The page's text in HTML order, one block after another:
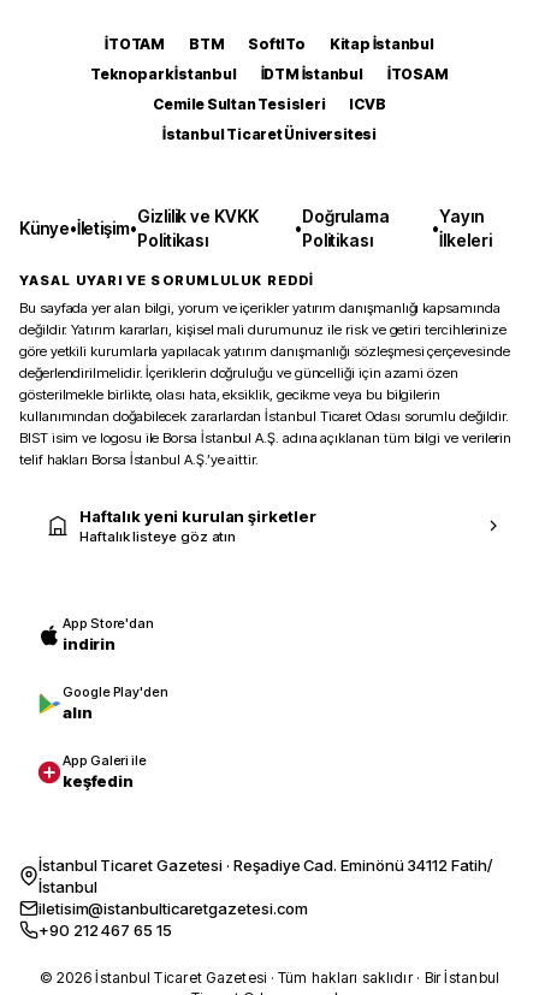
İTOTAM BTM SoftITo
Kitap İstanbul
Teknopark İstanbul
İDTM İstanbul
İTOSAM
Cemile Sultan Tesisleri
ICVB
İstanbul Ticaret Üniversitesi
Künye•İletişim•
Gizlilik ve KVKK
Politikası
•
Doğrulama
Politikası
•
Yayın
İlkeleri
YASAL UYARI VE SORUMLULUK REDDİ
Bu sayfada yer alan bilgi, yorum ve içerikler yatırım danışmanlığı kapsamında
değildir. Yatırım kararları, kişisel mali durumunuz ile risk ve getiri tercihlerinize
göre yetkili kurumlarla yapılacak yatırım danışmanlığı sözleşmesi çerçevesinde
değerlendirilmelidir. İçeriklerin doğruluğu ve güncelliği için azami özen
gösterilmekle birlikte, olası hata, eksiklik, gecikme veya bu bilgilerin
kullanımından doğabilecek zararlardan İstanbul Ticaret Odası sorumlu değildir.
BIST isim ve logosu ile Borsa İstanbul A.Ş. adına açıklanan tüm bilgi ve verilerin
telif hakları Borsa İstanbul A.Ş.’ye aittir.
Haftalık yeni kurulan şirketler
Haftalık listeye göz atın
App Store'dan
indirin
Google Play'den
alın
App Galeri ile
keşfedin
İstanbul Ticaret Gazetesi · Reşadiye Cad. Eminönü 34112 Fatih/
İstanbul
iletisim@istanbulticaretgazetesi.com
+90 212 467 65 15
© 2026 İstanbul Ticaret Gazetesi · Tüm hakları saklıdır · Bir İstanbul